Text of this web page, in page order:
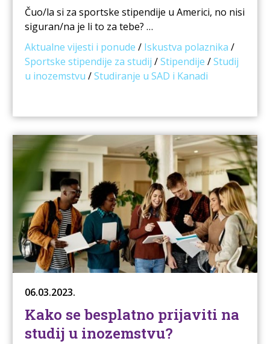
Čuo/la si za sportske stipendije u Americi, no nisi
siguran/na je li to za tebe? …
Aktualne vijesti i ponude / Iskustva polaznika /
Sportske stipendije za studij /Stipendije /Studij
u inozemstvu /Studiranje u SAD i Kanadi
06.03.2023.
Kako se besplatno prijaviti na
studij u inozemstvu?